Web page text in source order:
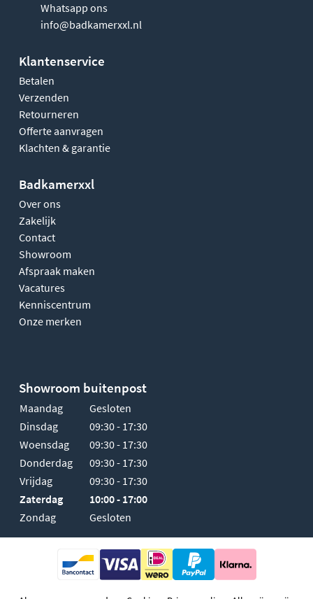
Whatsapp ons
info@badkamerxxl.nl
Klantenservice
Betalen
Verzenden
Retourneren
Offerte aanvragen
Klachten & garantie
Badkamerxxl
Over ons
Zakelijk
Contact
Showroom
Afspraak maken
Vacatures
Kenniscentrum
Onze merken
Showroom buitenpost
Maandag
Gesloten
Dinsdag
09:30 - 17:30
Woensdag
09:30 - 17:30
Donderdag
09:30 - 17:30
Vrijdag
09:30 - 17:30
Zaterdag
10:00 - 17:00
Zondag
Gesloten